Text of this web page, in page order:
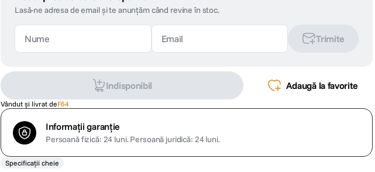
Lasă-ne adresa de email și te anunțăm când revine în stoc.
Trimite
Indisponibil Adaugă la favorite
Vândut și livrat deF64
Informații garanție
Persoană fizică: 24 luni.Persoană juridică: 24 luni.
Specificații cheie